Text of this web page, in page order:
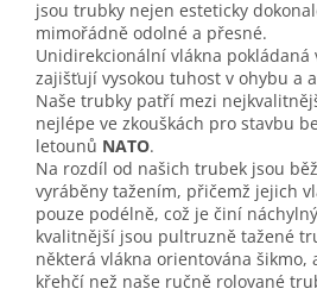
jsou trubky nejen esteticky
mimořádně odolné a přesné.
Unidirekcionální vlákna pokládaná
zajišťují vysokou tuhost v ohybu a
Naše trubky patří mezi
nejlépe ve zkouškách pro stavbu
letounů NATO.
Na rozdíl od našich trubek jsou
vyráběny tažením, přičemž jejich
pouze podélně, což je činí
kvalitnější jsou pultruzně tažené
některá vlákna orientována šikmo,
křehčí než naše ručně rolované